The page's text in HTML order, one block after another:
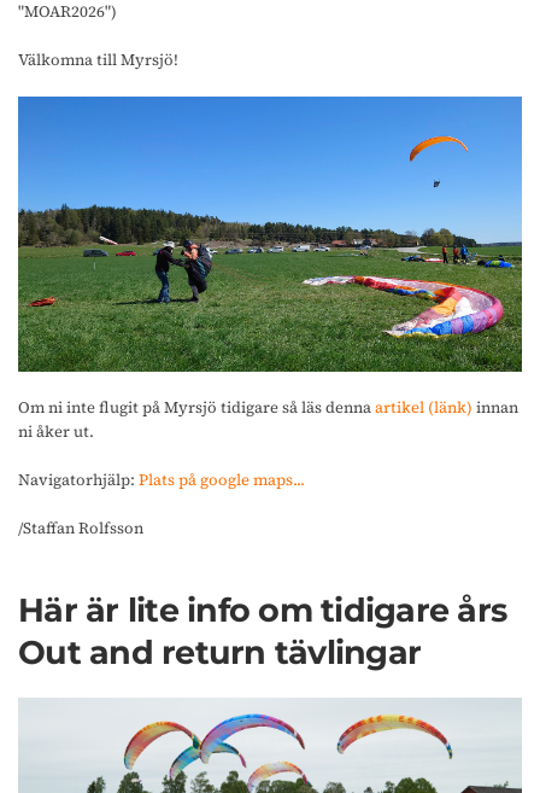
"MOAR2026")
Välkomna till Myrsjö!
Om ni inte flugit på Myrsjö tidigare så läs dennaartikel (länk) innan
ni åker ut.
Navigatorhjälp: Plats på google maps...
/Staffan Rolfsson
Här är lite info om tidigare års
Out and return tävlingar